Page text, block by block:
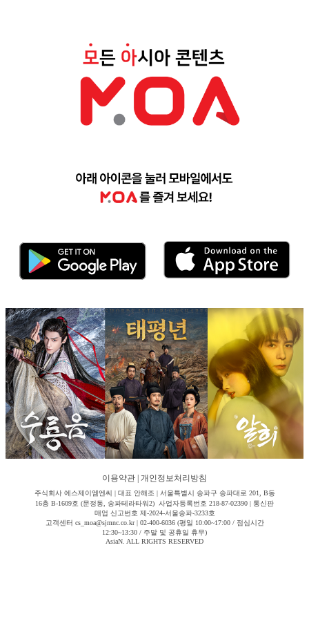
이용약관 개인정보처리방침
주식회사 에스제이엠엔씨 | 대표 안해조 | 서울특별시 송파구 송파대로 201, B동
16층 B-1609호 (문정동, 송파테라타워2) 사업자등록번호 218-87-02390 | 통신판
매업 신고번호 제-2024-서울송파-3233호
고객센터 cs_moa@sjmnc.co.kr | 02-400-6036 (평일 10:00~17:00 / 점심시간
12:30~13:30 / 주말 및 공휴일 휴무)
AsiaN. ALL RIGHTS RESERVED